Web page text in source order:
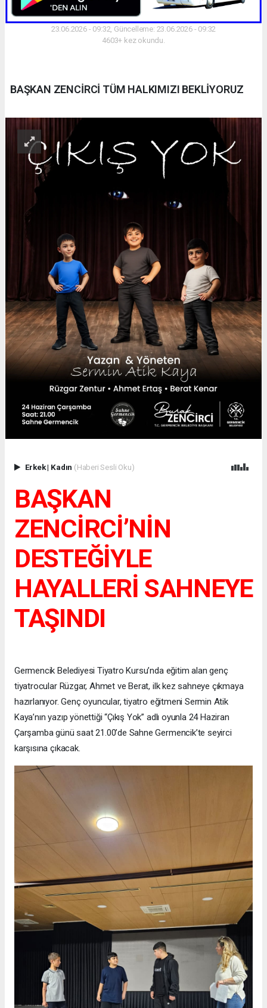
23.06.2026 - 09:32, Güncelleme: 23.06.2026 - 09:32
4603+ kez okundu.
BAŞKAN ZENCİRCİ TÜM HALKIMIZI BEKLİYORUZ
Erkek| Kadın (Haberi Sesli Oku)
BAŞKAN
ZENCİRCİ’NİN
DESTEĞİYLE
HAYALLERİ SAHNEYE
TAŞINDI
Germencik Belediyesi Tiyatro Kursu’nda eğitim alan genç
tiyatrocular Rüzgar, Ahmet ve Berat, ilk kez sahneye çıkmaya
hazırlanıyor. Genç oyuncular, tiyatro eğitmeni Sermin Atik
Kaya’nın yazıp yönettiği “Çıkış Yok” adlı oyunla 24 Haziran
Çarşamba günü saat 21.00’de Sahne Germencik’te seyirci
karşısına çıkacak.